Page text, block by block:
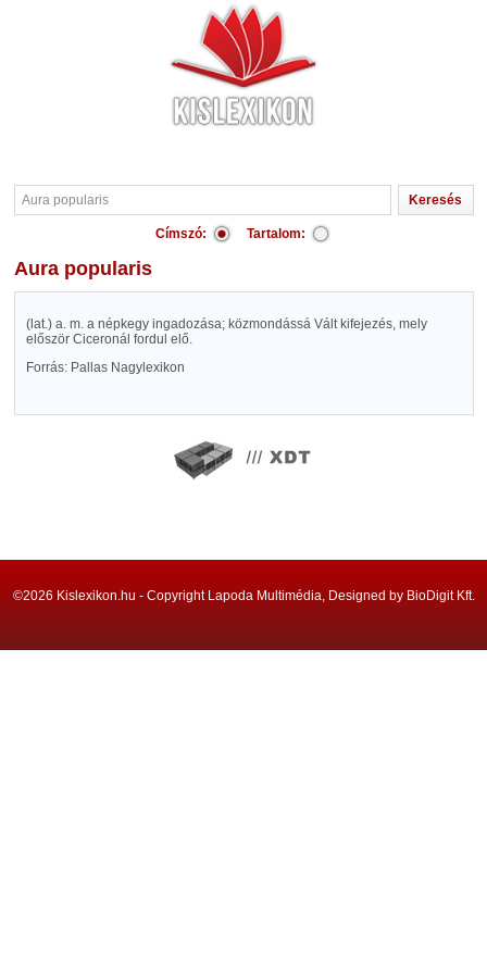
Címszó: Tartalom:
Aura popularis
(lat.) a. m. a népkegy ingadozása; közmondássá Vált kifejezés, mely
először Ciceronál fordul elő.
Forrás: Pallas Nagylexikon
©2026 Kislexikon.hu - Copyright Lapoda Multimédia, Designed by BioDigit Kft.